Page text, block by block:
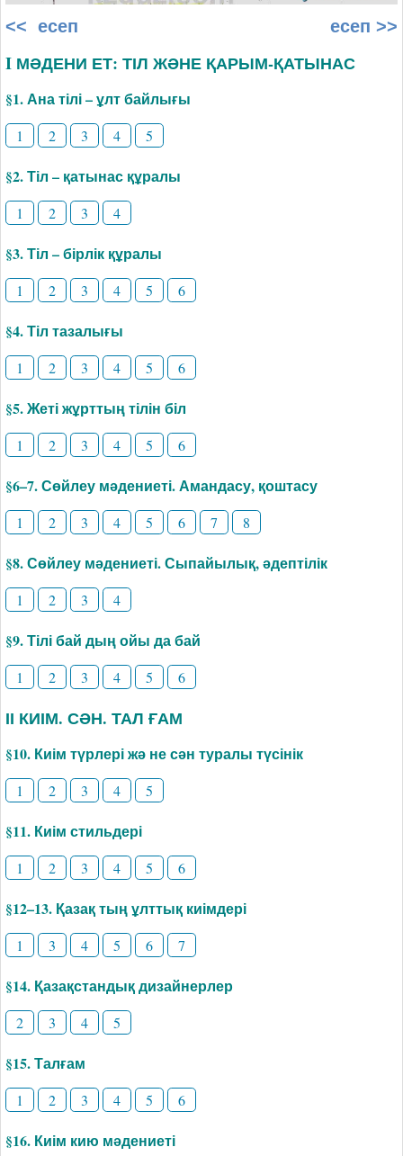
<< есеп есеп >>
I МӘДЕНИ ЕТ: ТІЛ ЖӘНЕ ҚАРЫМ-ҚАТЫНАС
§1. Ана тілі – ұлт байлығы
1 2 3 4 5
§2. Тіл – қатынас құралы
1 2 3 4
§3. Тіл – бірлік құралы
1 2 3 4 5 6
§4. Тіл тазалығы
1 2 3 4 5 6
§5. Жеті жұрттың тілін біл
1 2 3 4 5 6
§6–7. Сөйлеу мәдениеті. Амандасу, қоштасу
1 2 3 4 5 6 7 8
§8. Сөйлеу мәдениеті. Сыпайылық, әдептілік
1 2 3 4
§9. Тілі бай дың ойы да бай
1 2 3 4 5 6
ІІ КИІМ. СӘН. ТАЛ ҒАМ
§10. Киім түрлері жә не сән туралы түсінік
1 2 3 4 5
§11. Киім стильдері
1 2 3 4 5 6
§12–13. Қазақ тың ұлттық киімдері
1 3 4 5 6 7
§14. Қазақстандық дизайнерлер
2 3 4 5
§15. Талғам
1 2 3 4 5 6
§16. Киім кию мәдениеті